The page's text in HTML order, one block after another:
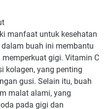
manfaat untuk kesehatan
buah ini membantu
gigi. Vitamin C
kolagen, yang penting
gusi. Selain itu, buah
malat alami, yang
pada gigi dan